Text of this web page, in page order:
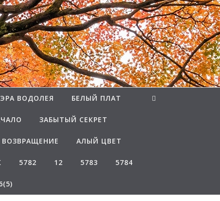
ЭРА ВОДОЛЕЯ БЕЛЫЙ ПЛАТ
ЗАБЫТЫЙ СЕКРЕТ
ВОЗВРАЩЕНИЕ АЛЫЙ ЦВЕТ
5782 12 5783 5784